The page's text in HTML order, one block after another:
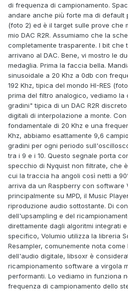
di frequenza di campionamento.
andare anche più forte ma di default
(foto 2) ed è il target sulle prove che
mio DAC R2R. Assumiamo che la
completamente trasparente. I bit che
arrivano al DAC. Bene, vi mostro le
medaglia. Prima la faccia bella.
sinusoidale a 20 Khz a 0db con
192 Khz, tipica del mondo HI-RES
prima del filtro analogico, vediamo la
gradini" tipica di un DAC R2R
digitali di interpolazione a monte.
fondamentale di 20 Khz e una
Khz, abbiamo esattamente 9,6
gradini per ogni periodo
tra i 9 e i 10. Questo segnale porta
specchio di Nyquist non filtrate, che
cui la traccia ha angoli così netti a
arriva da un Raspberry con software
principalmente su MPD, il Music
riproduzione audio sottostante. Di
dell'upsampling e del
direttamente dagli algoritmi integrati
specifico, Volumio utilizza la libreria
Resampler, comunemente nota come
dell'audio digitale, libsoxr è
ricampionamento software a virgola
performanti. Lo vediamo in funziona
frequenza di campionamento dello